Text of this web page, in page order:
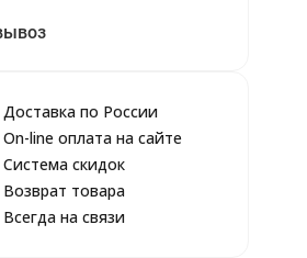
Доставка по России
On-line оплата на сайте
Система скидок
Возврат товара
Всегда на связи